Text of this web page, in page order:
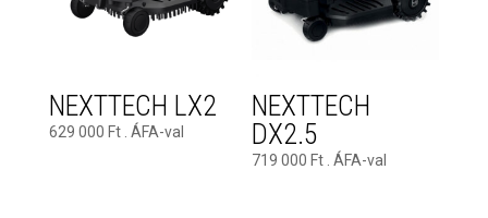
NEXTTECH LX2
629 000 Ft . ÁFA-val
NEXTTECH
DX2.5
719 000 Ft . ÁFA-val